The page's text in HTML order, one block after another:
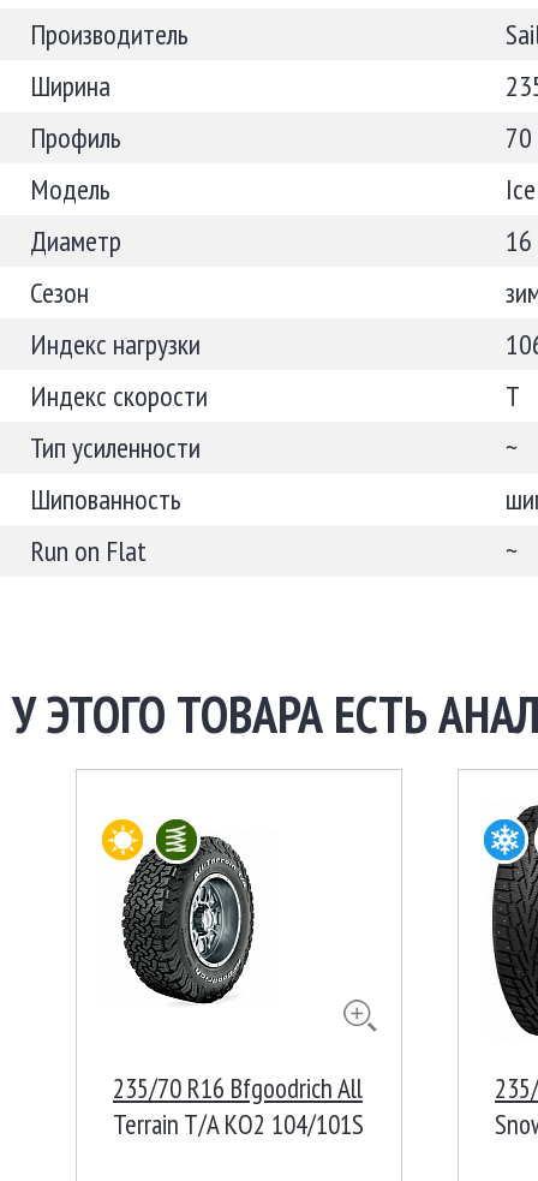
Производитель
Ширина
Профиль
70
Модель
Диаметр
16
Сезон
Индекс нагрузки
Индекс скорости
T
Тип усиленности
~
Шипованность
Run on Flat
~
У ЭТОГО ТОВАРА ЕСТЬ
235/70 R16 Bfgoodrich All
Terrain T/A KO2 104/101S